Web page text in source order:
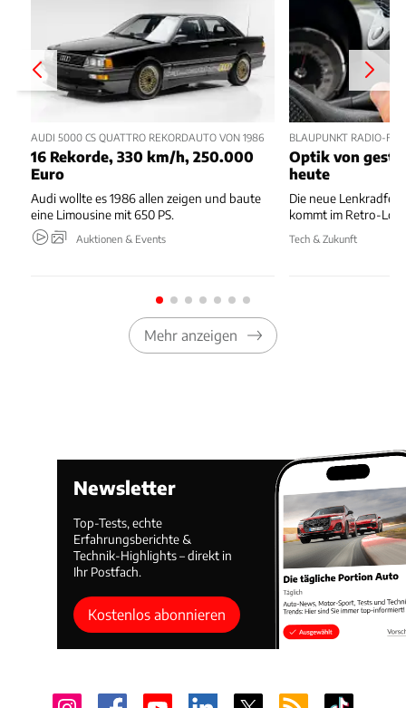
AUDI 5000 CS QUATTRO REKORDAUTO VON 1986
16 Rekorde, 330 km/h, 250.000
Euro
Audi wollte es 1986 allen zeigen und baute
eine Limousine mit 650 PS.
Auktionen & Events
BLAUPUNKT RADIO-
Optik von
heute
Die neue
kommt im Retro-
Tech & Zukunft
Mehr anzeigen
Newsletter
Top-Tests, echte
Erfahrungsberichte &
Technik-Highlights – direkt in
Ihr Postfach.
Kostenlos abonnieren